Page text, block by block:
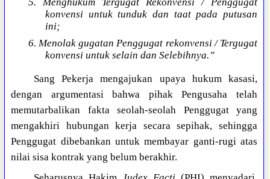
konvensi untuk tunduk dan taat pada putusan
ini;
6. Menolak gugatan Penggugat rekonvensi / Tergugat
konvensi untuk selain dan Selebihnya.”
Sang Pekerja mengajukan upaya hukum kasasi,
dengan argumentasi bahwa pihak Pengusaha telah
memutarbalikan fakta seolah-seolah Penggugat yang
mengakhiri hubungan kerja secara sepihak, sehingga
Penggugat dibebankan untuk membayar ganti-rugi atas
nilai sisa kontrak yang belum berakhir.